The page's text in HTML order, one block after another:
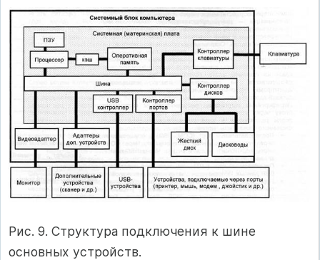
Рис. 9. Структура подключения к шине
основных устройств.